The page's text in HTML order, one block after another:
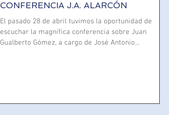
CONFERENCIA J.A. ALARCÓN
El pasado 28 de abril tuvimos la oportunidad de
escuchar la magnífica conferencia sobre Juan
Gualberto Gómez, a cargo de José Antonio...